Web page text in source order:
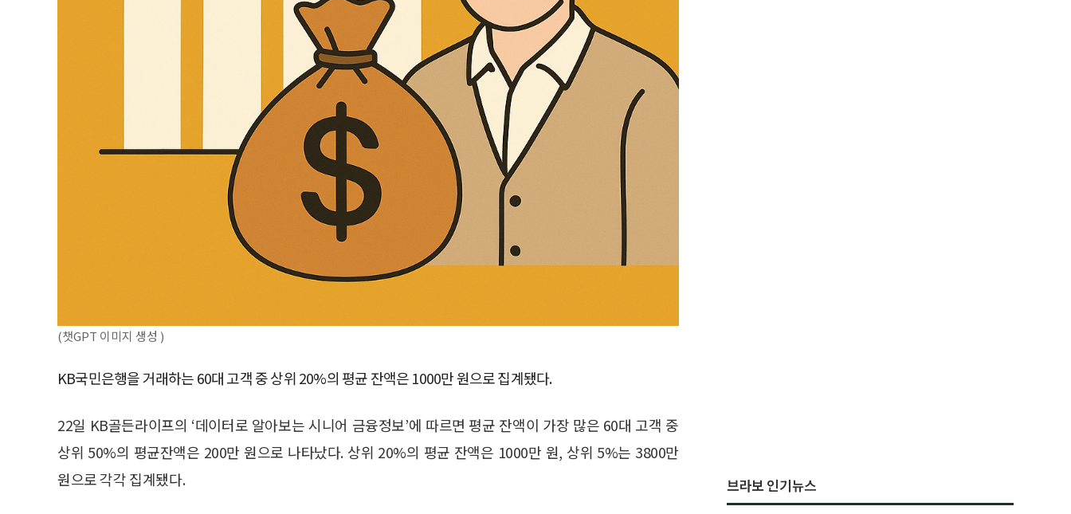
(챗GPT 이미지 생성 )
KB국민은행을 거래하는 60대 고객 중 상위 20%의 평균 잔액은 1000만 원으로 집계됐다.
22일 KB골든라이프의 ‘데이터로 알아보는 시니어 금융정보’에 따르면 평균 잔액이 가장 많은 60대 고객 중
상위 50%의 평균잔액은 200만 원으로 나타났다. 상위 20%의 평균 잔액은 1000만 원, 상위 5%는 3800만
원으로 각각 집계됐다.
브라보 인기뉴스